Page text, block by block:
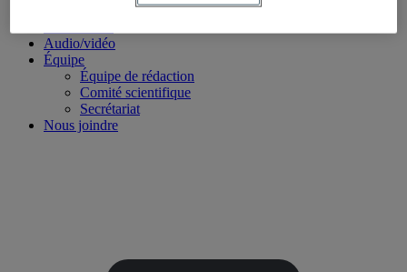
Concours étudiant
Audio/vidéo
Équipe
Équipe de rédaction
Comité scientifique
Secrétariat
Nous joindre